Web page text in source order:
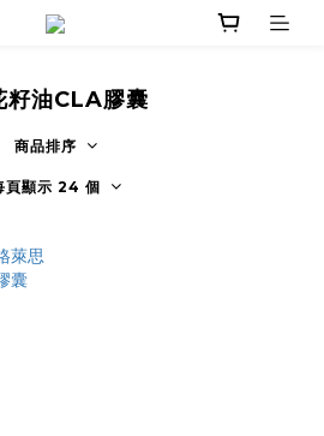
籽油CLA膠囊
商品排序
頁顯示 24 個